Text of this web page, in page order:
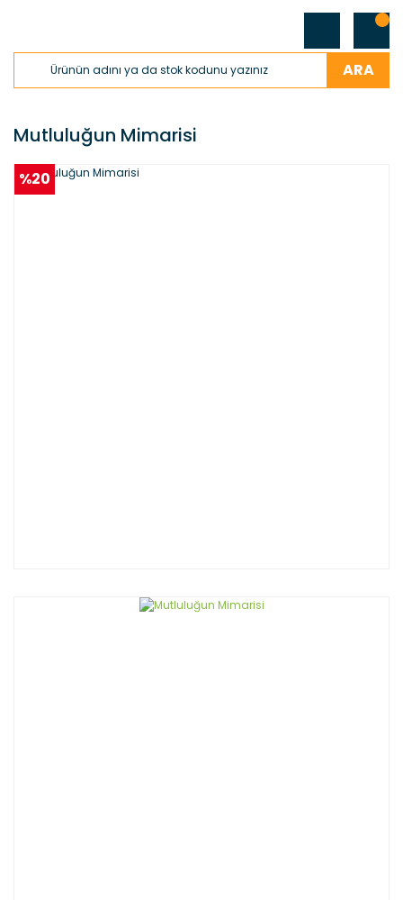
ARA
Mutluluğun Mimarisi
%20